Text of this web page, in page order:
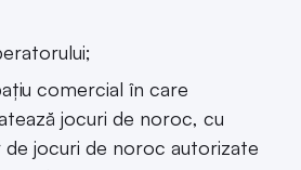
comercial în care
jocuri de noroc, cu
de jocuri de noroc autorizate